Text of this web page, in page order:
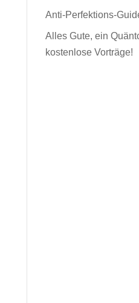
Anti-Perfektions-
Alles Gute, ein
kostenlose Vorträge!